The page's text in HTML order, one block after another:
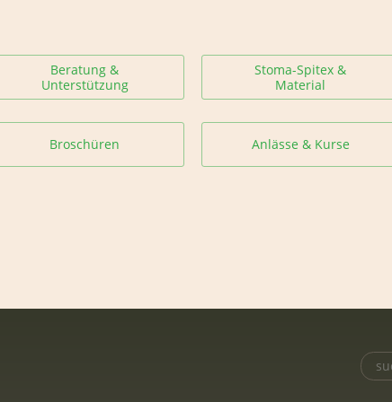
Beratung &
Unterstützung
Stoma-Spitex &
Material
Broschüren Anlässe & Kurse